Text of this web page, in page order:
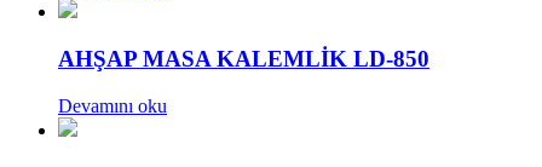
AHŞAP MASA KALEMLİK LD-850
Devamını oku